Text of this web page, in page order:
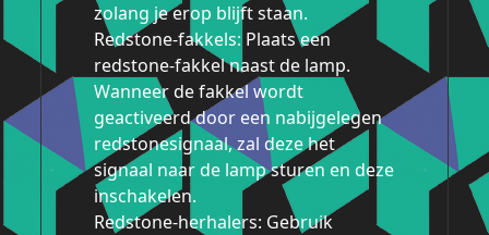
zolang je erop blijft staan.
Redstone-fakkels: Plaats een
redstone-fakkel naast de lamp.
Wanneer de fakkel wordt
geactiveerd door een nabijgelegen
redstonesignaal, zal deze het
signaal naar de lamp sturen en deze
inschakelen.
Redstone-herhalers: Gebruik